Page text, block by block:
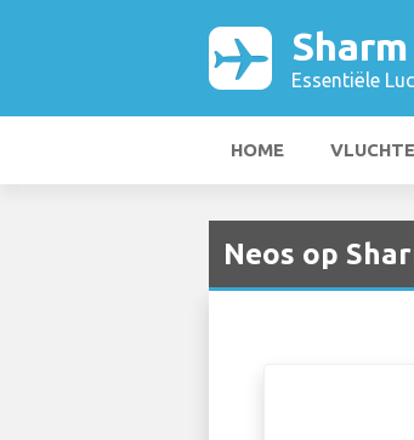
Essentiële
HOME
Neos op